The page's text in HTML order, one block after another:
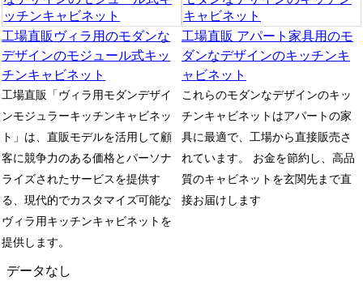
工場直販ヴィラ用のモダンな
デザインのモジュール式キッ
チンキャビネット
工場直販「ヴィラ用モダンデザイ
ンモジュラーキッチンキャビネッ
ト」は、直販モデルを活用して顧
客に競争力のある価格とパーソナ
ライズされたサービスを提供す
る、現代的でカスタマイズ可能な
ヴィラ用キッチンキャビネットを
提供します。
工場直販 アパート家具用のモ
ダンなデザインのキッチンキ
ャビネット
これらのモダンなデザインのキッ
チンキャビネットはアパートの家
具に最適で、工場から直接販売さ
れています。 お金を節約し、高品
質のキャビネットを玄関先まで直
接お届けします
データなし